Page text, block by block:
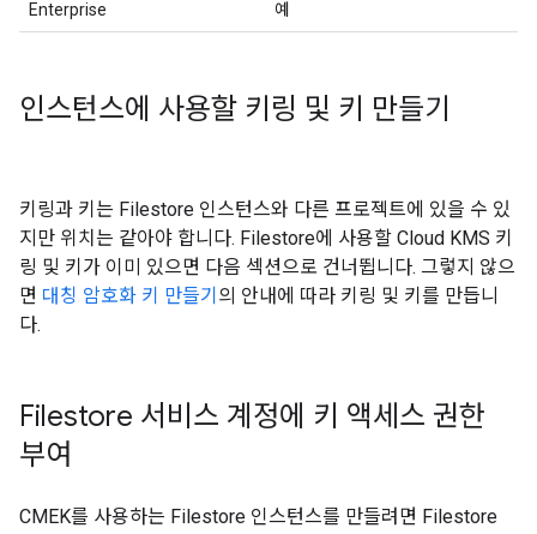
Enterprise 예
인스턴스에 사용할 키링 및 키 만들기
키링과 키는 Filestore 인스턴스와 다른 프로젝트에 있을 수 있
지만 위치는 같아야 합니다. Filestore에 사용할 Cloud KMS 키
링 및 키가 이미 있으면 다음 섹션으로 건너뜁니다. 그렇지 않으
면 대칭 암호화 키 만들기 의 안내에 따라 키링 및 키를 만듭니
다.
Filestore 서비스 계정에 키 액세스 권한
부여
CMEK를 사용하는 Filestore 인스턴스를 만들려면 Filestore